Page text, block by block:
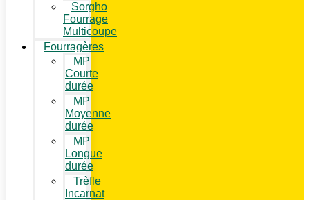
Sorgho
Fourrage
Multicoupe
Fourragères
MP
Courte
durée
MP
Moyenne
durée
MP
Longue
durée
Trèfle
Incarnat